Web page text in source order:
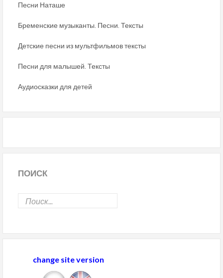
Песни Наташе
Бременские музыканты. Песни. Тексты
Детские песни из мультфильмов тексты
Песни для малышей. Тексты
Аудиосказки для детей
ПОИСК
change site version